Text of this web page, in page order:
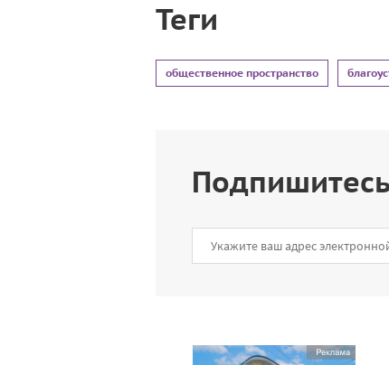
Теги
общественное пространство